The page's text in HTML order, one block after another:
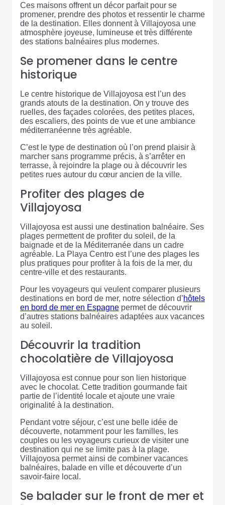
Ces maisons offrent un décor parfait pour se
promener, prendre des photos et ressentir le charme
de la destination. Elles donnent à Villajoyosa une
atmosphère joyeuse, lumineuse et très différente
des stations balnéaires plus modernes.
Se promener dans le centre
historique
Le centre historique de Villajoyosa est l’un des
grands atouts de la destination. On y trouve des
ruelles, des façades colorées, des petites places,
des escaliers, des points de vue et une ambiance
méditerranéenne très agréable.
C’est le type de destination où l’on prend plaisir à
marcher sans programme précis, à s’arrêter en
terrasse, à rejoindre la plage ou à découvrir les
petites rues autour du cœur ancien de la ville.
Profiter des plages de
Villajoyosa
Villajoyosa est aussi une destination balnéaire. Ses
plages permettent de profiter du soleil, de la
baignade et de la Méditerranée dans un cadre
agréable. La Playa Centro est l’une des plages les
plus pratiques pour profiter à la fois de la mer, du
centre-ville et des restaurants.
Pour les voyageurs qui veulent comparer plusieurs
destinations en bord de mer, notre sélection d’hôtels
en bord de mer en Espagne permet de découvrir
d’autres stations balnéaires adaptées aux vacances
au soleil.
Découvrir la tradition
chocolatière de Villajoyosa
Villajoyosa est connue pour son lien historique
avec le chocolat. Cette tradition gourmande fait
partie de l’identité locale et ajoute une vraie
originalité à la destination.
Pendant votre séjour, c’est une belle idée de
découverte, notamment pour les familles, les
couples ou les voyageurs curieux de visiter une
destination qui ne se limite pas à la plage.
Villajoyosa permet ainsi de combiner vacances
balnéaires, balade en ville et découverte d’un
savoir-faire local.
Se balader sur le front de mer et